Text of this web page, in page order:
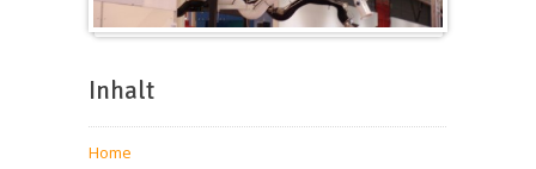
Inhalt
Home